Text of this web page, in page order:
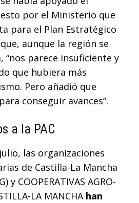
por el Ministerio que
para el Plan Estratégico
aunque la región se
“nos parece insuficiente y
que hubiera más
Pero añadió que
conseguir avances”.
a la PAC
las organizaciones
de Castilla-La Mancha
y COOPERATIVAS AGRO-
LA MANCHA han